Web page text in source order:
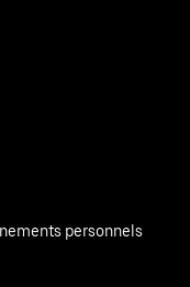
personnels